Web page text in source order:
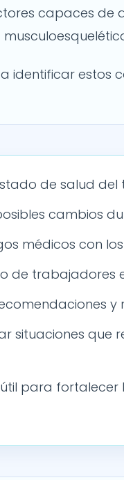
capaces de
identificar estos
de salud
cambios
médicos con
de trabajadores
situaciones que
para fortalecer